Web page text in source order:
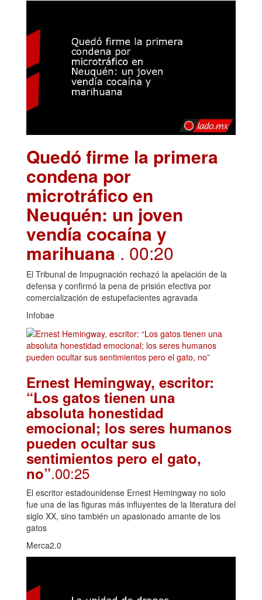
Quedó firme la primera
condena por
microtráfico en
Neuquén: un joven
vendía cocaína y
marihuana . 00:20
El Tribunal de Impugnación rechazó la apelación de la
defensa y confirmó la pena de prisión efectiva por
comercialización de estupefacientes agravada
Infobae
Ernest Hemingway, escritor:
“Los gatos tienen una
absoluta honestidad
emocional; los seres humanos
pueden ocultar sus
sentimientos pero el gato,
no”.00:25
El escritor estadounidense Ernest Hemingway no solo
fue una de las figuras más influyentes de la literatura del
siglo XX, sino también un apasionado amante de los
gatos
Merca2.0